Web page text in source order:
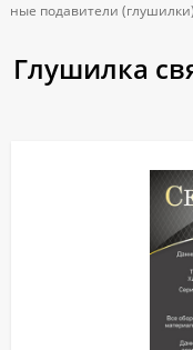
подавители (глушилки)
Глушилка